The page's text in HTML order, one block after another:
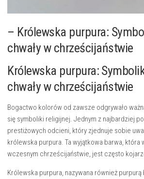
– Królewska ​purpura:
chwały w chrześcijaństwie
Królewska purpura:
chwały w chrześcijaństwie
Bogactwo ⁣kolorów od zawsze odgrywało
się symboliki religijnej. Jednym⁣ z ⁢najbardziej
prestiżowych odcieni, który zjednuje sobie
królewska purpura. Ta wyjątkowa barwa, ⁢która
wczesnym chrześcijaństwie, jest często
Królewska purpura, nazywana również